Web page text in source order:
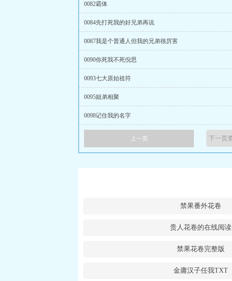
0082霸体
0084先打死我的好兄弟再说
0087我是个普通人但我的兄弟很厉害
0090你死我不死倪思
0093七大原始祖符
0095姐弟相聚
0098记住我的名字
上一页
禁果番外花卷
贵人花卷的在线阅读
禁果花卷完整版
金庸汉子任我TXT